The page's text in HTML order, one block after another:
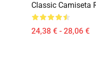
Classic Camiseta
24,38 € - 28,06 €